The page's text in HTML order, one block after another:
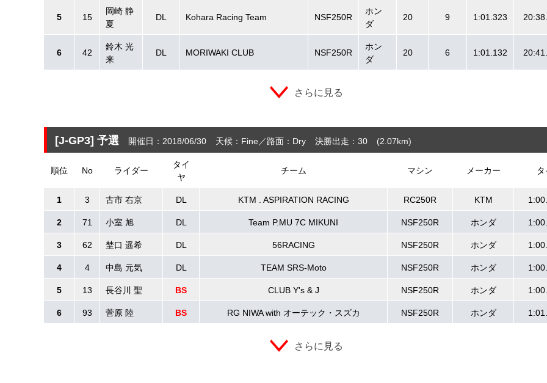
5 15
岡崎 静
夏
DL Kohara Racing Team NSF250R
ホン
ダ
20 9 1:01.323
6 42
鈴木 光
来
DL MORIWAKI CLUB NSF250R
ホン
ダ
20 6 1:01.132
さらに見る
[J-GP3] 予選 開催日：2018/06/30 天候：Fine 路面：Dry 決勝出走：30 (2.07km)
順位 No ライダー
タイ
ヤ
チーム マシン メーカー
1 3 古市 右京 DL KTM . ASPIRATION RACING RC250R KTM
2 71 小室 旭 DL Team P.MU 7C MIKUNI NSF250R ホンダ
3 62 埜口 遥希 DL 56RACING NSF250R ホンダ
4 4 中島 元気 DL TEAM SRS-Moto NSF250R ホンダ
5 13 長谷川 聖 BS CLUB Y's & J NSF250R ホンダ
6 93 菅原 陸 BS RG NIWA with オーテック・スズカ NSF250R ホンダ
さらに見る